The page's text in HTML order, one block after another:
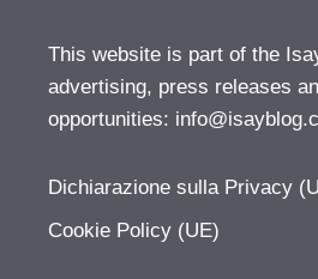
This website is part of the
advertising, press releases
opportunities:
Dichiarazione sulla Privacy
Cookie Policy (UE)